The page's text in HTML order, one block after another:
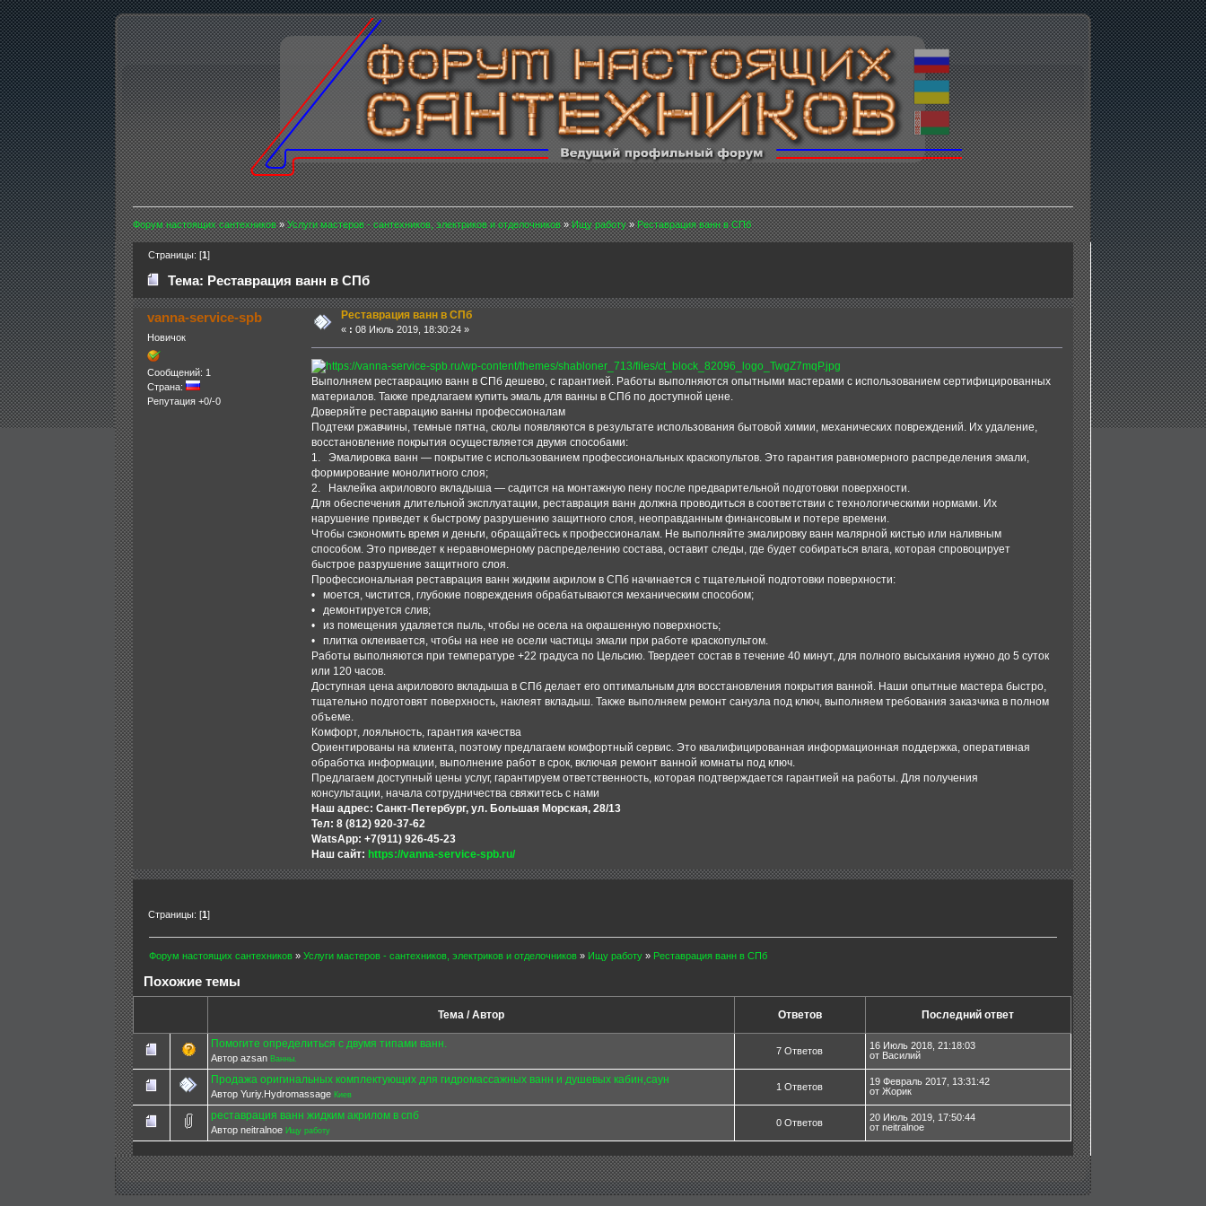
Форум настоящих сантехников»Услуги мастеров - сантехников, электриков и отделочников»Ищу работу»Реставрация ванн в СПб
Страницы: [1]
Тема: Реставрация ванн в СПб
vanna-service-spb
Новичок
Сообщений: 1
Страна:
Репутация +0/-0
Реставрация ванн в СПб
« : 08 Июль 2019, 18:30:24 »
Выполняем реставрацию ванн в СПб дешево, с гарантией. Работы выполняются опытными мастерами с использованием сертифицированных
материалов. Также предлагаем купить эмаль для ванны в СПб по доступной цене.
Доверяйте реставрацию ванны профессионалам
Подтеки ржавчины, темные пятна, сколы появляются в результате использования бытовой химии, механических повреждений. Их удаление,
восстановление покрытия осуществляется двумя способами:
1. Эмалировка ванн — покрытие с использованием профессиональных краскопультов. Это гарантия равномерного распределения эмали,
формирование монолитного слоя;
2. Наклейка акрилового вкладыша — садится на монтажную пену после предварительной подготовки поверхности.
Для обеспечения длительной эксплуатации, реставрация ванн должна проводиться в соответствии с технологическими нормами. Их
нарушение приведет к быстрому разрушению защитного слоя, неоправданным финансовым и потере времени.
Чтобы сэкономить время и деньги, обращайтесь к профессионалам. Не выполняйте эмалировку ванн малярной кистью или наливным
способом. Это приведет к неравномерному распределению состава, оставит следы, где будет собираться влага, которая спровоцирует
быстрое разрушение защитного слоя.
Профессиональная реставрация ванн жидким акрилом в СПб начинается с тщательной подготовки поверхности:
• моется, чистится, глубокие повреждения обрабатываются механическим способом;
• демонтируется слив;
• из помещения удаляется пыль, чтобы не осела на окрашенную поверхность;
• плитка оклеивается, чтобы на нее не осели частицы эмали при работе краскопультом.
Работы выполняются при температуре +22 градуса по Цельсию. Твердеет состав в течение 40 минут, для полного высыхания нужно до 5 суток
или 120 часов.
Доступная цена акрилового вкладыша в СПб делает его оптимальным для восстановления покрытия ванной. Наши опытные мастера быстро,
тщательно подготовят поверхность, наклеят вкладыш. Также выполняем ремонт санузла под ключ, выполняем требования заказчика в полном
объеме.
Комфорт, лояльность, гарантия качества
Ориентированы на клиента, поэтому предлагаем комфортный сервис. Это квалифицированная информационная поддержка, оперативная
обработка информации, выполнение работ в срок, включая ремонт ванной комнаты под ключ.
Предлагаем доступный цены услуг, гарантируем ответственность, которая подтверждается гарантией на работы. Для получения
консультации, начала сотрудничества свяжитесь с нами
Наш адрес: Санкт-Петербург, ул. Большая Морская, 28/13
Тел: 8 (812) 920-37-62
WatsApp: +7(911) 926-45-23
Наш сайт: https://vanna-service-spb.ru/
Страницы: [1]
Форум настоящих сантехников »Услуги мастеров - сантехников, электриков и отделочников » Ищу работу » Реставрация ванн в СПб
Похожие темы
Тема / Автор Ответов Последний ответ
Помогите определиться с двумя типами ванн.
Автор azsan Ванны.
7 Ответов
16 Июль 2018, 21:18:03
от Василий
Продажа оригинальных комплектующих для гидромассажных ванн и душевых кабин,саун
Автор Yuriy.Hydromassage Киев
1 Ответов
19 Февраль 2017, 13:31:42
от Жорик
реставрация ванн жидким акрилом в спб
Автор neitralnoe Ищу работу
0 Ответов
20 Июль 2019, 17:50:44
от neitralnoe